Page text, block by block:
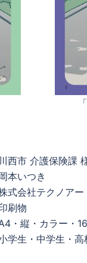
西市 介護保険課
本いつき
式会社テクノアー
刷物
・縦・カラー・
学生・中学生・高